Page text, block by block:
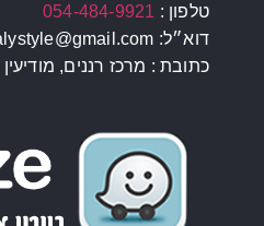
טלפון : 054-484-9921
דוא״ל: malystyle@gmail.com
כתובת : מרכז רננים, מודיעין